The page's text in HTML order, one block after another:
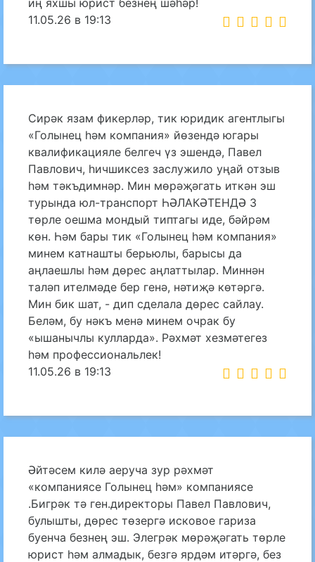
иң яхшы юрист безнең шәһәр!
11.05.26 в 19:13
Сирәк язам фикерләр, тик юридик агентлыгы
«Голынец һәм компания» йөзендә югары
квалификацияле белгеч үз эшендә, Павел
Павлович, һичшиксез заслужило уңай отзыв
һәм тәкъдимнәр. Мин мөрәҗәгать иткән эш
турында юл-транспорт ҺӘЛАКӘТЕНДӘ 3
төрле оешма мондый типтагы иде, бәйрәм
көн. Һәм бары тик «Голынец һәм компания»
минем катнашты берьюлы, барысы да
аңлаешлы һәм дөрес аңлаттылар. Миннән
таләп ителмәде бер генә, нәтиҗә көтәргә.
Мин бик шат, - дип сделала дөрес сайлау.
Беләм, бу нәкъ менә минем очрак бу
«ышанычлы кулларда». Рәхмәт хезмәтегез
һәм профессиональлек!
11.05.26 в 19:13
Әйтәсем килә аеруча зур рәхмәт
«компаниясе Голынец һәм» компаниясе
.Бигрәк тә ген.директоры Павел Павлович,
булышты, дөрес төзергә исковое гариза
буенча безнең эш. Элегрәк мөрәҗәгать төрле
юрист һәм алмадык, безгә ярдәм итәргә, без